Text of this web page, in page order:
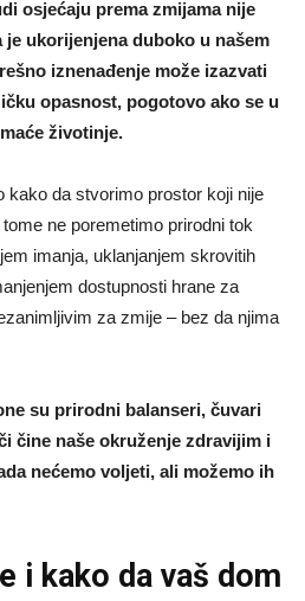
osjećaju prema zmijama nije
je ukorijenjena duboko u našem
iznenađenje može izazvati
opasnost, pogotovo ako se u
životinje.
kako da stvorimo prostor koji nije
ne poremetimo prirodni tok
imanja, uklanjanjem skrovitih
dostupnosti hrane za
za zmije – bez da njima
su prirodni balanseri, čuvari
čine naše okruženje zdravijim i
nećemo voljeti, ali možemo ih
i kako da vaš dom